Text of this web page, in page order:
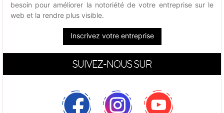
besoin pour améliorer la notoriété de votre entreprise sur le
web et la rendre plus visible.
Inscrivez votre entreprise
SUIVEZ-NOUS SUR